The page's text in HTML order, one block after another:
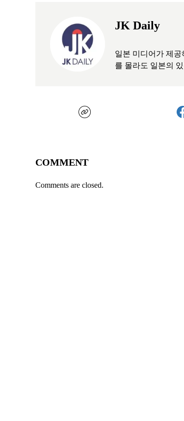
JK Daily
일본 미디어가 제
를 몰라도 일본의
COMMENT
Comments are closed.